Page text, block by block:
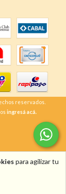
para agilizar tu
reservados.
ingresá acá.